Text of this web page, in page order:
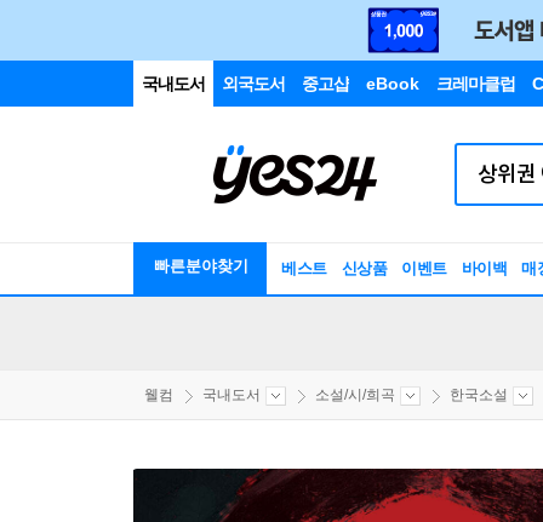
국내도서 외국도서 중고샵 eBook 크레마클럽
빠른분야찾기 베스트 신상품 이벤트 바이백 매
웰컴 국내도서 소설/시/희곡 한국소설